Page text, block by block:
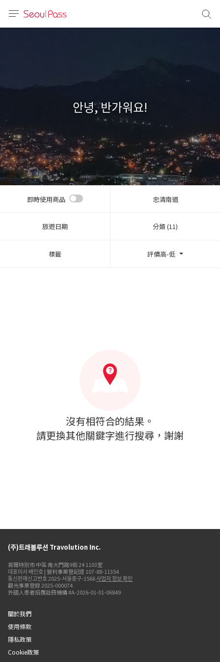
文 (台灣)
안녕, 반가워요!
即時使用商品 忠清南道
旅遊日期 分類 (11)
標籤 評價高-低
沒有相符合的結果。
請更換其他關鍵字進行搜尋，謝謝
(주)트래볼루션 Travolution Inc.
首爾特別市 中區 南大門路9街 24 1103室
대표이사 배인호 | 營利事業登記證 107-88-11354
통신판매신고번호 2025-서울중구-1566사업자 정보 확인
觀光事業登錄 2025-000074
外國人患者招攬註冊機構 #A-2026-01-01-06849
關於我們
使用條款
隱私政策
Cookie政策